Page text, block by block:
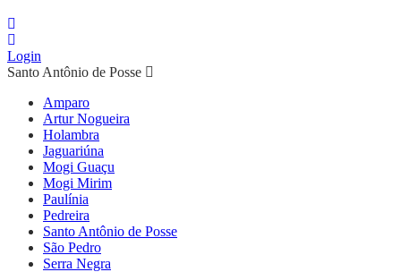
Login
Santo Antônio de Posse
Amparo
Artur Nogueira
Holambra
Jaguariúna
Mogi Guaçu
Mogi Mirim
Paulínia
Pedreira
Santo Antônio de Posse
São Pedro
Serra Negra